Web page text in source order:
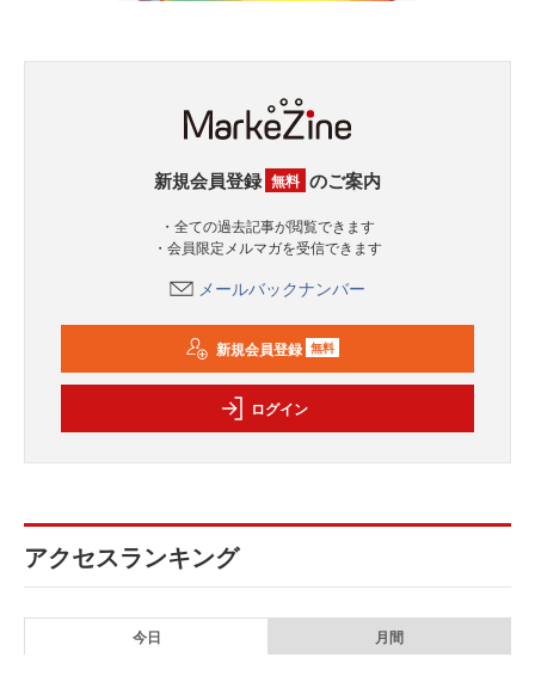
新規会員登録 無料 のご案内
・全ての過去記事が閲覧できます
・会員限定メルマガを受信できます
メールバックナンバー
新規会員登録 無料
ログイン
アクセスランキング
今日 月間